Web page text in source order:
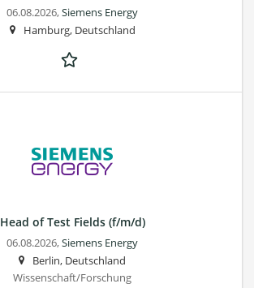
06.08.2026,Siemens Energy
Hamburg, Deutschland
Head of Test Fields (f/m/d)
06.08.2026,Siemens Energy
Berlin, Deutschland
Wissenschaft/Forschung